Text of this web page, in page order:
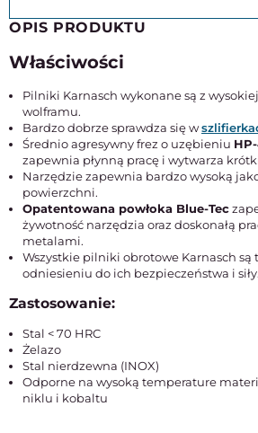
OPIS PRODUKTU
Właściwości
Pilniki Karnasch wykonane są z
wolframu.
Bardzo dobrze sprawdza się w
Średnio agresywny frez o uzębieniu
zapewnia płynną pracę i wytwarza
Narzędzie zapewnia bardzo wysoką
powierzchni.
Opatentowana powłoka Blue-Tec
żywotność narzędzia oraz doskonałą
metalami.
Wszystkie pilniki obrotowe Karnasch są
odniesieniu do ich bezpieczeństwa i siły.
Zastosowanie:
Stal < 70 HRC
Żelazo
Stal nierdzewna (INOX)
Odporne na wysoką temperature
niklu i kobaltu